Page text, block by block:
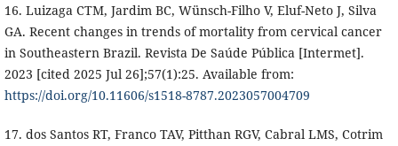
16. Luizaga CTM, Jardim BC, Wünsch-Filho V, Eluf-Neto J, Silva
GA. Recent changes in trends of mortality from cervical cancer
in Southeastern Brazil. Revista De Saúde Pública [Intermet].
2023 [cited 2025 Jul 26];57(1):25. Available from:
https://doi.org/10.11606/s1518-8787.2023057004709
17. dos Santos RT, Franco TAV, Pitthan RGV, Cabral LMS, Cotrim